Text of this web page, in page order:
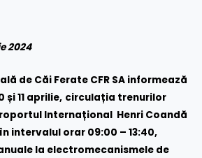
2024
de Căi Ferate CFR SA informează
și 11 aprilie, circulația trenurilor
Internațional Henri Coandă
intervalul orar 09:00 – 13:40,
la electromecanismele de